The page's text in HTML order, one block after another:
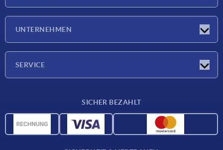
UNTERNEHMEN
SERVICE
CAD-Daten
SICHER BEZAHLT